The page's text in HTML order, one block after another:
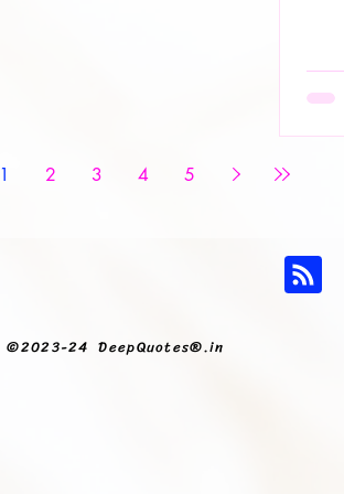
1 2 3 4 5
©2023-24 DeepQuotes®.in